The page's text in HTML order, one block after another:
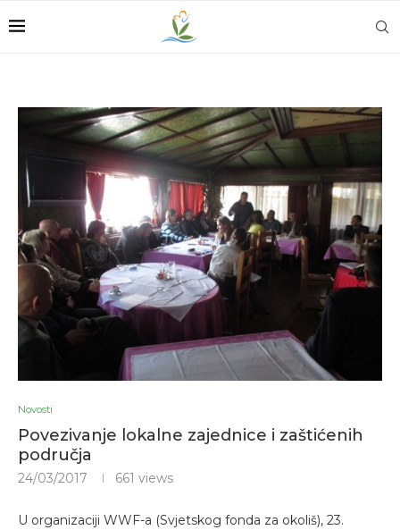
Novosti
Povezivanje lokalne zajednice i zaštićenih
područja
24/03/2017 661 views
U organizaciji WWF-a (Svjetskog fonda za okoliš), 23.